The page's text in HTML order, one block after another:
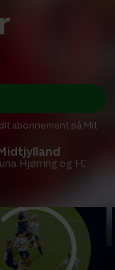
Hjørring og FC
abonnement på Mit